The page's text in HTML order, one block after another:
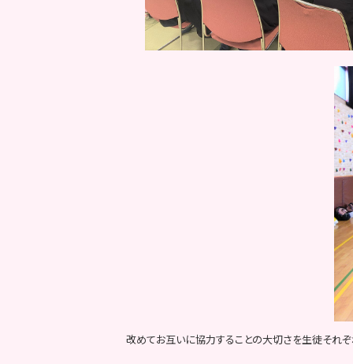
改めてお互いに協力することの大切さを生徒それぞ